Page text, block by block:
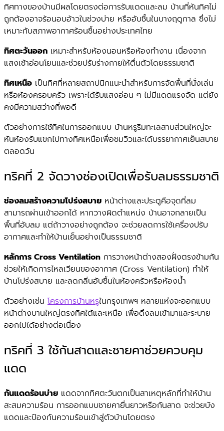
ทิศทางของบ้านมีผลโดยตรงต่อการรับแดดและลม บ้านที่หันทิศไม่
ถูกต้องอาจร้อนอบอ้าวในช่วงบ่าย หรืออับชื้นในบางฤดูกาล ซึ่งไม่
เหมาะกับสภาพอากาศร้อนชื้นอย่างประเทศไทย
ทิศตะวันออก เหมาะสำหรับห้องนอนหรือห้องทำงาน เนื่องจาก
แสงเช้าอ่อนโยนและช่วยปรับร่างกายให้ตื่นตัวโดยธรรมชาติ
ทิศเหนือ เป็นทิศที่หลายสถาปนิกแนะนำสำหรับการจัดพื้นที่นั่งเล่น
หรือห้องครอบครัว เพราะได้รับแสงอ่อน ๆ ไม่มีแดดแรงจัด แต่ยัง
คงมีความสว่างที่พอดี
ตัวอย่างการใช้ทิศในการออกแบบ บ้านหรูริมทะเลสาบส่วนใหญ่จะ
หันห้องรับแขกไปทางทิศเหนือเพื่อชมวิวและได้บรรยากาศเย็นสบาย
ตลอดวัน
ทริคที่ 2 จัดวางช่องเปิดเพื่อรับลมธรรมชาติ
ช่องลมสร้างความโปร่งสบาย หน้าต่างและประตูคือจุดที่ลม
สามารถผ่านเข้าออกได้ หากวางผิดตำแหน่ง บ้านอาจกลายเป็น
พื้นที่อับลม แต่ถ้าวางอย่างถูกต้อง จะช่วยลดการใช้เครื่องปรับ
อากาศและทำให้บ้านเย็นอย่างเป็นธรรมชาติ
หลักการ Cross Ventilation การวางหน้าต่างสองฝั่งตรงข้ามกัน
ช่วยให้เกิดการไหลเวียนของอากาศ (Cross Ventilation) ทำให้
บ้านโปร่งสบาย และลดกลิ่นอับชื้นในห้องครัวหรือห้องน้ำ
ตัวอย่างเช่น โครงการบ้านหรูในกรุงเทพฯ หลายแห่งจะออกแบบ
หน้าต่างบานใหญ่ตรงทิศใต้และเหนือ เพื่อดึงลมเข้ามาและระบาย
ออกไปได้อย่างต่อเนื่อง
ทริคที่ 3 ใช้กันสาดและชายคาช่วยควบคุม
แดด
กันแดดร้อนบ่าย แดดจากทิศตะวันตกเป็นสาเหตุหลักที่ทำให้บ้าน
สะสมความร้อน การออกแบบชายคายื่นยาวหรือกันสาด จะช่วยบัง
แดดและป้องกันความร้อนเข้าสู่ตัวบ้านโดยตรง